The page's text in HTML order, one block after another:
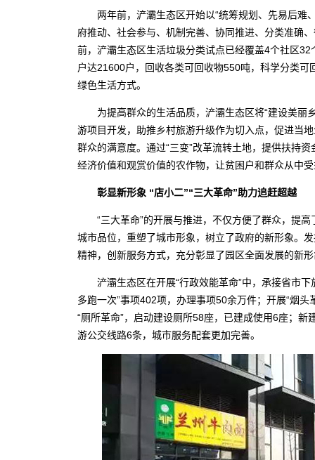
两年前，浐灞生态区开始以“统筹规划、先易后难
府推动、社会参与、机制完善、协同推进、分类准确
前，浐灞生态区生活垃圾分类试点已经覆盖4个社区32
户达21600户，回收各类可回收物550吨，科学分类
绿色生活方式。
为提高群众的生活品质，浐灞生态区将“建设美丽
游项目开发，助推乡村旅游升级作为切入点，促进当
群众的满意度。通过“三变”改革流转土地，提供扶持
经济价值和观赏价值的农作物，让贫困户和群众从中
彰显新形象 “店小二”“三大革命”助力追赶超越
“三大革命”的开展与推进，不仅方便了群众，提高
城市品位，重塑了城市形象，树立了政府的新形象。
精神，创新服务方式，充分彰显了园区全面发展的新
浐灞生态区在开展“行政效能革命”中，承接省市下
多跑一次”事项402项，办理事项50余万件；开展“烟头
“厕所革命”，启动建设厕所58座，已建成使用6座；
游公交线路6条，城市服务配套更加完善。